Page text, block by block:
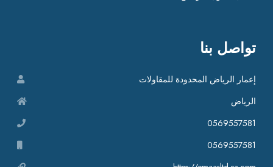
تواصل بنا
إعمار الرياض المحدودة للمقاولات
الرياض
0569557581
0569557581